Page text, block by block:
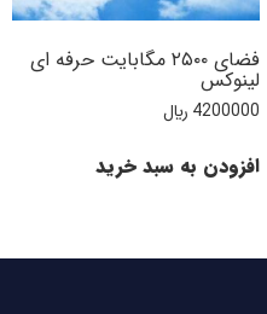
فضای ۲۵۰۰ مگابایت حرفه ای
لینوکس
4200000 ﷼
افزودن به سبد خرید